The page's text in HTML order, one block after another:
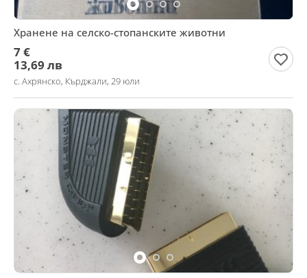
Хранене на селско-стопанските животни
7 €
13,69 лв
с. Ахрянско, Кърджали, 29 юли